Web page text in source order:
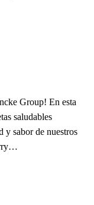
Group! En esta
saludables
y sabor de nuestros